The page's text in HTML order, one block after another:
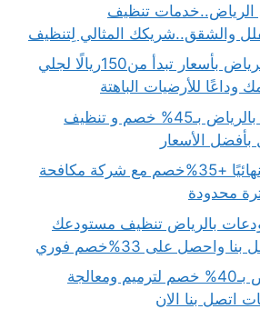
تنظيف
والشقق..شريكك المثالي لِتنظيف
شركة جلي بلاط بالرياض بأسعار تبدأ من150ريالًا لجلي
للأرضيات الباهتة
شركة غسيل منازل بالرياض بـ45% خصم و تنظيف
الأسعار
تخلص من الفئران نهائيًا +35%خصم مع شركة مكافحة
محدودة
بالرياض تنظيف مستودعك
مقاول ترميم الرياض بـ40% خصم لترميم ومعالجة
اتصل بنا الان